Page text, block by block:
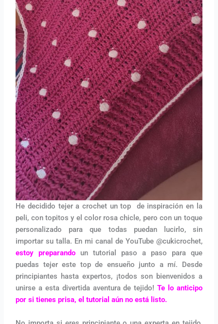
He decidido tejer a crochet un top de inspiración en la
peli, con topitos y el color rosa chicle, pero con un toque
personalizado para que todas puedan lucirlo, sin
importar su talla. En mi canal de YouTube @cukicrochet,
estoy preparando
un tutorial paso a paso para que
puedas tejer este top de ensueño junto a mí. Desde
principiantes hasta expertos, ¡todos son bienvenidos a
unirse a esta divertida aventura de tejido! Te lo anticipo
por si tienes prisa, el tutorial aún no está listo.